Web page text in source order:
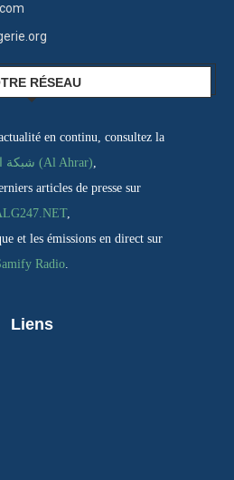
RÉSEAU
en continu, consultez la
شبكة الاحرار (Al Ahrar),
articles de presse sur
,
et les émissions en direct sur
Radio.
Liens